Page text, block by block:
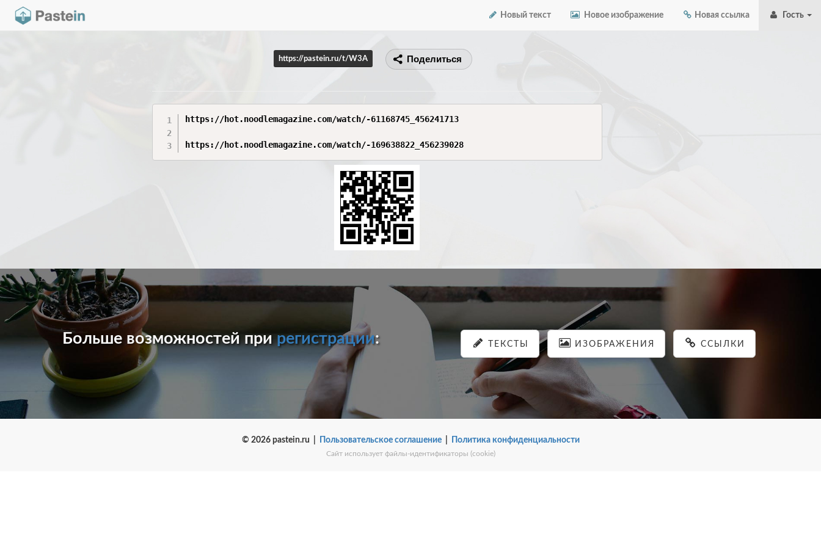
Новый текст Новое изображение Новая ссылка Гость
https://pastein.ru/t/W3A Поделиться
https://hot.noodlemagazine.com/watch/-61168745_456241713
https://hot.noodlemagazine.com/watch/-169638822_456239028
Больше возможностей прирегистрации: ТЕКСТЫ ИЗОБРАЖЕНИЯ ССЫЛКИ
© 2026 pastein.ru | Пользовательское соглашение| Политика конфиденциальности
Сайт использует файлы-идентификаторы (cookie)